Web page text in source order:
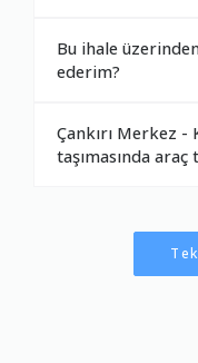
Bu ihale
ederim?
Çankırı Merkez -
taşımasında